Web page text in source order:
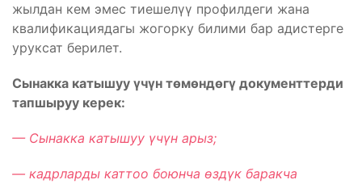
жылдан кем эмес тиешелүү профилдеги жана
квалификациядагы жогорку билими бар адистерге
уруксат берилет.
Сынакка катышуу үчүн төмөндөгү документтерди
тапшыруу керек:
— Сынакка катышуу үчүн арыз;
— кадрларды каттоо боюнча өздүк баракча